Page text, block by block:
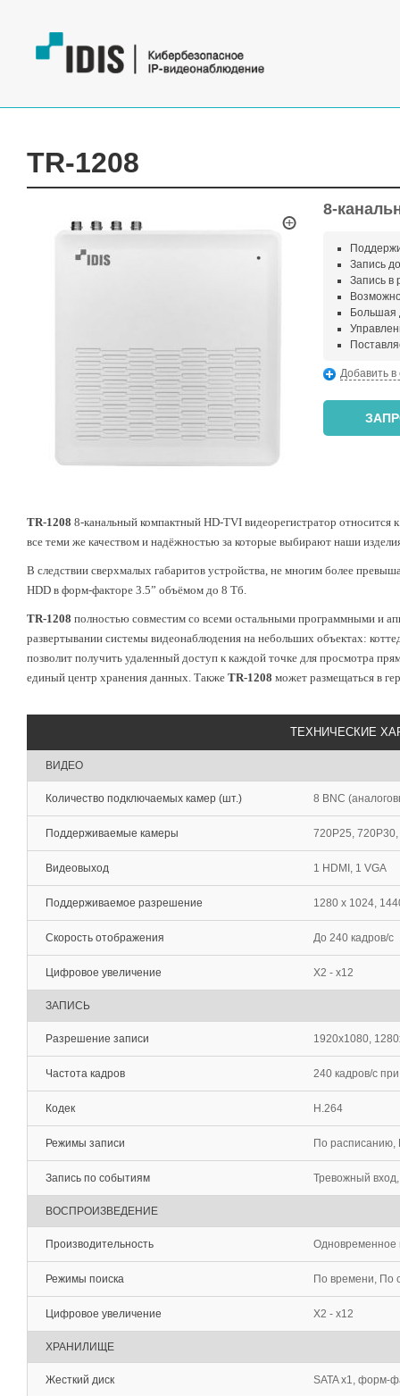
TR-1208
8-
Запись
Запись в
Большая
Добавить в
TR-1208 8-канальный компактный HD-TVI видеорегистратор
все теми же качеством и надёжностью за которые выбирают наши
В следствии сверхмалых габаритов устройства, не многим более
HDD в форм-факторе 3.5” объёмом до 8 Тб.
TR-1208 полностью совместим со всеми остальными программными и
развертывании системы видеонаблюдения на небольших объектах:
позволит получить удаленный доступ к каждой точке для просмотра
единый центр хранения данных. Также TR-1208 может размещаться в
ТЕХНИЧЕСКИЕ
ВИДЕО
Количество подключаемых камер (шт.) 8 BNC
Поддерживаемые камеры 720P25,
Видеовыход 1 HDMI, 1 VGA
Поддерживаемое разрешение 1280 х 1024,
Скорость отображения До 240 кадров/с
Цифровое увеличение Х2 - х12
ЗАПИСЬ
Разрешение записи 1920x1080,
Частота кадров 240 кадров/с
Кодек H.264
Режимы записи По расписанию,
Запись по событиям Тревожный
ВОСПРОИЗВЕДЕНИЕ
Производительность Одновременное
Режимы поиска По времени, По
Цифровое увеличение Х2 - х12
ХРАНИЛИЩЕ
Жесткий диск SATA x1, форм-